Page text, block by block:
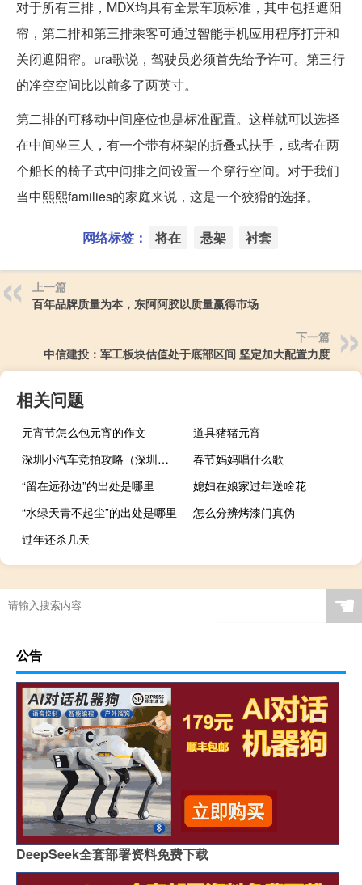
对于所有三排，MDX均具有全景车顶标准，其中包括遮阳
帘，第二排和第三排乘客可通过智能手机应用程序打开和
关闭遮阳帘。ura歌说，驾驶员必须首先给予许可。第三行
的净空空间比以前多了两英寸。
第二排的可移动中间座位也是标准配置。这样就可以选择
在中间坐三人，有一个带有杯架的折叠式扶手，或者在两
个船长的椅子式中间排之间设置一个穿行空间。对于我们
当中熙熙families的家庭来说，这是一个狡猾的选择。
网络标签： 将在 悬架 衬套
上一篇
百年品牌质量为本，东阿阿胶以质量赢得市场
下一篇
中信建投：军工板块估值处于底部区间 坚定加大配置力度
相关问题
元宵节怎么包元宵的作文
道具猪猪元宵
深圳小汽车竞拍攻略（深圳小汽车竞价技巧）
春节妈妈唱什么歌
“留在远孙边”的出处是哪里
媳妇在娘家过年送啥花
“水绿天青不起尘”的出处是哪里
怎么分辨烤漆门真伪
过年还杀几天
☚
公告
DeepSeek全套部署资料免费下载